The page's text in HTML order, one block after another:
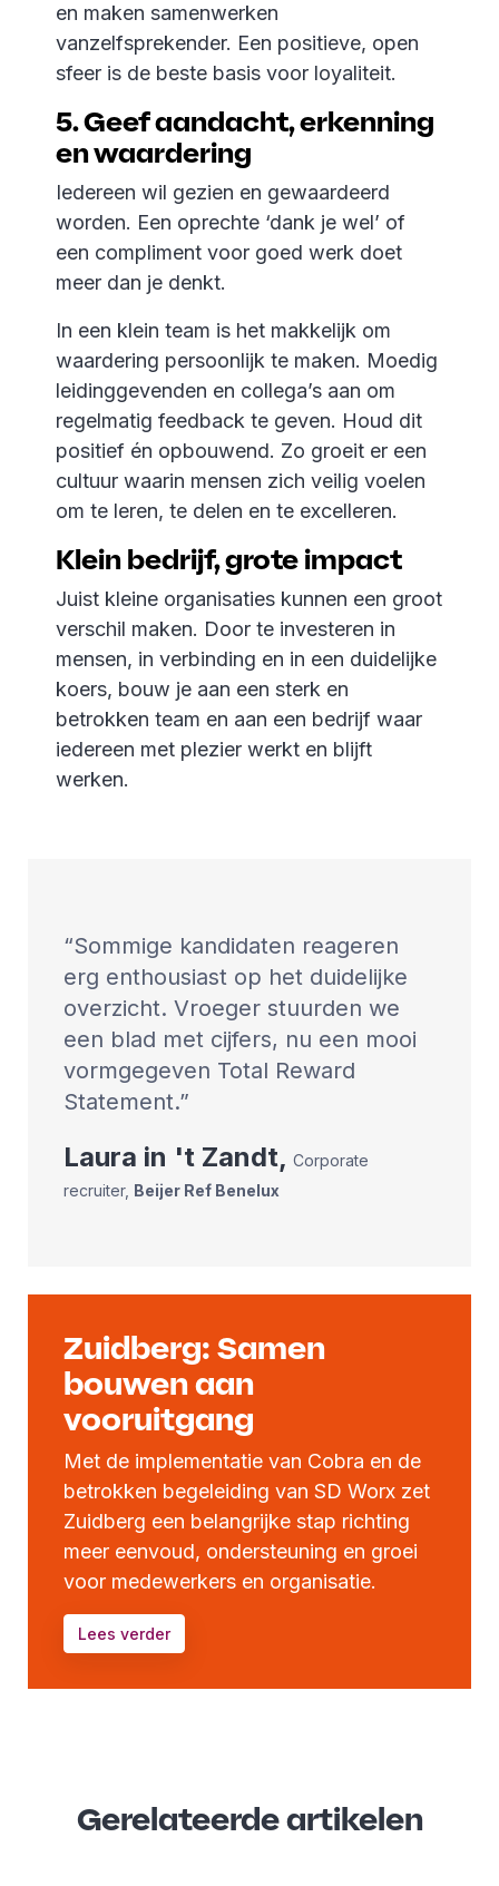
en maken samenwerken
vanzelfsprekender. Een positieve, open
sfeer is de beste basis voor loyaliteit.
5. Geef aandacht, erkenning
en waardering
Iedereen wil gezien en gewaardeerd
worden. Een oprechte ‘dank je wel’ of
een compliment voor goed werk doet
meer dan je denkt.
In een klein team is het makkelijk om
waardering persoonlijk te maken. Moedig
leidinggevenden en collega’s aan om
regelmatig feedback te geven. Houd dit
positief én opbouwend. Zo groeit er een
cultuur waarin mensen zich veilig voelen
om te leren, te delen en te excelleren.
Klein bedrijf, grote impact
Juist kleine organisaties kunnen een groot
verschil maken. Door te investeren in
mensen, in verbinding en in een duidelijke
koers, bouw je aan een sterk en
betrokken team en aan een bedrijf waar
iedereen met plezier werkt en blijft
werken.
Sommige kandidaten reageren
erg enthousiast op het duidelijke
overzicht. Vroeger stuurden we
een blad met cijfers, nu een mooi
vormgegeven Total Reward
Statement.
Laura in 't Zandt, Corporate
recruiter, Beijer Ref Benelux
Zuidberg: Samen
bouwen aan
vooruitgang
Met de implementatie van Cobra en de
betrokken begeleiding van SD Worx zet
Zuidberg een belangrijke stap richting
meer eenvoud, ondersteuning en groei
voor medewerkers en organisatie.
Lees verder
Gerelateerde artikelen